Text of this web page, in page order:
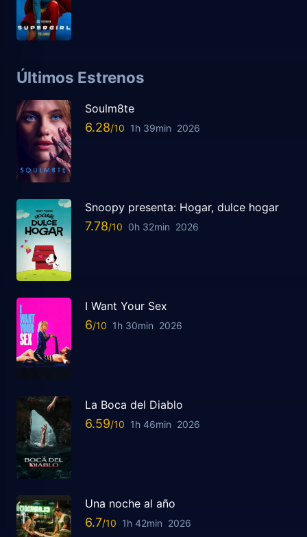
Últimos Estrenos
Soulm8te
6.28 1h 39min 2026
Snoopy presenta: Hogar, dulce hogar
7.78 0h 32min 2026
I Want Your Sex
6 1h 30min 2026
La Boca del Diablo
6.59 1h 46min 2026
Una noche al año
6.7 1h 42min 2026